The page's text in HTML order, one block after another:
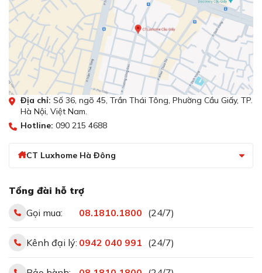
Địa chỉ: Số 36, ngõ 45, Trần Thái Tông, Phường Cầu Giấy, TP.
Hà Nội, Việt Nam.
Hotline: 090 215 4688
CT Luxhome Hà Đông
Tổng đài hỗ trợ
Gọi mua:
08.1810.1800 (24/7)
Kênh đại lý: 0942 040 991 (24/7)